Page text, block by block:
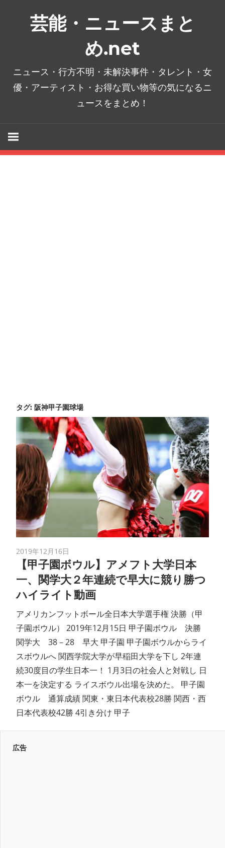
芸能・ニュースまと
め.net
ニュース・行方不明・未解決事件・タレント・女
優・アーティスト・お得な買い物等の気になるニ
ュースをまとめ！
タグ: 阪神甲子園球場
2019年12月16日
【甲子園ボウル】アメフト大学日本
一、関学大２年連続で早大に競り勝つ
ハイライト動画
アメリカンフットボール全日本大学選手権 決勝（甲
子園ボウル） 2019年12月15日 甲子園ボウル 決勝
関学大 38－28 早大 甲子園 甲子園ボウルからライ
スボウルへ 関西学院大学が早稲田大学を下し 2年連
続30度目の学生日本一！ 1月3日の社会人と対戦し 日
本一を決定する ライスボウル出場を決めた。 甲子園
ボウル 通算成績 関東・東日本代表校28勝 関西・西
日本代表校42勝 4引き分け 甲子
広告